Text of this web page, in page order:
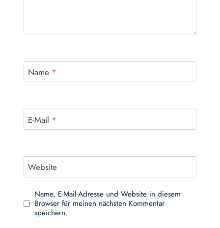
Name *
E-Mail *
Website
Name, E-Mail-Adresse und Website in diesem
Browser für meinen nächsten Kommentar
speichern.